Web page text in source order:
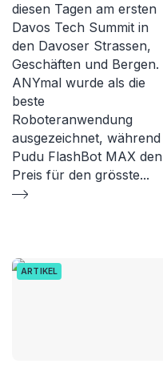
diesen Tagen am ersten
Davos Tech Summit in
den Davoser Strassen,
Geschäften und Bergen.
ANYmal wurde als die
beste
Roboteranwendung
ausgezeichnet, während
Pudu FlashBot MAX den
Preis für den grösste...
ARTIKEL